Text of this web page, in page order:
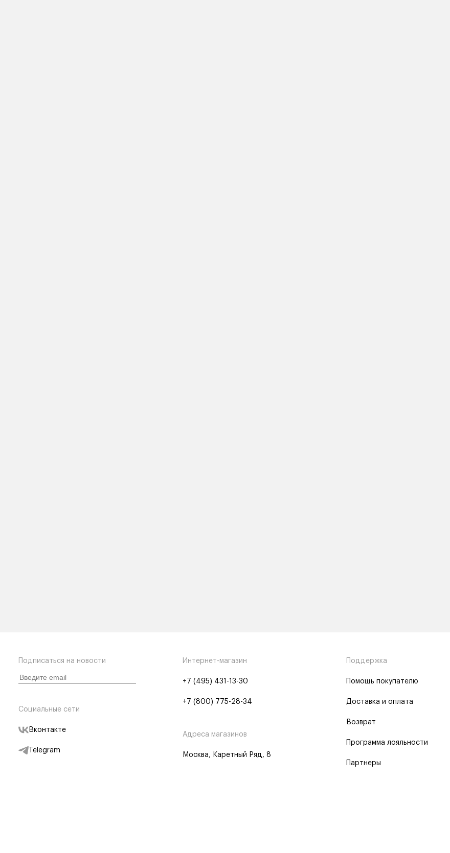
Подписаться на новости
Социальные сети
Вконтакте
Telegram
Интернет-магазин
+7 (495) 431-13-30
+7 (800) 775-28-34
Адреса магазинов
Москва, Каретный Ряд, 8
Поддержка
Помощь покупателю
Доставка и оплата
Возврат
Программа лояльности
Партнеры